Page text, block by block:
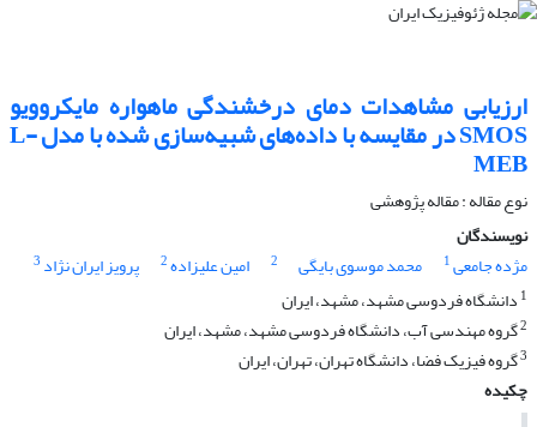
ارزیابی مشاهدات دمای درخشندگی ماهواره مایکروویو
SMOS در مقایسه با داده‌های شبیه‌سازی شده با مدل L-
MEB
نوع مقاله : مقاله پژوهشی‌
نویسندگان
مژده جامعی1 محمد موسوی بایگی 2 امین علیزاده2 پرویز ایران نژاد 3
1 دانشگاه فردوسی مشهد، مشهد، ایران
2گروه مهندسی آب، دانشگاه فردوسی مشهد، مشهد، ایران
3گروه فیزیک فضا، دانشگاه تهران، تهران، ایران
چکیده